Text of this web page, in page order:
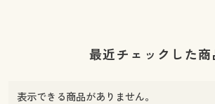
最近チェックした商
表示できる商品がありません。